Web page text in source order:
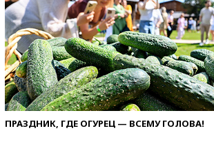
ПРАЗДНИК, ГДЕ ОГУРЕЦ — ВСЕМУ ГОЛОВА!